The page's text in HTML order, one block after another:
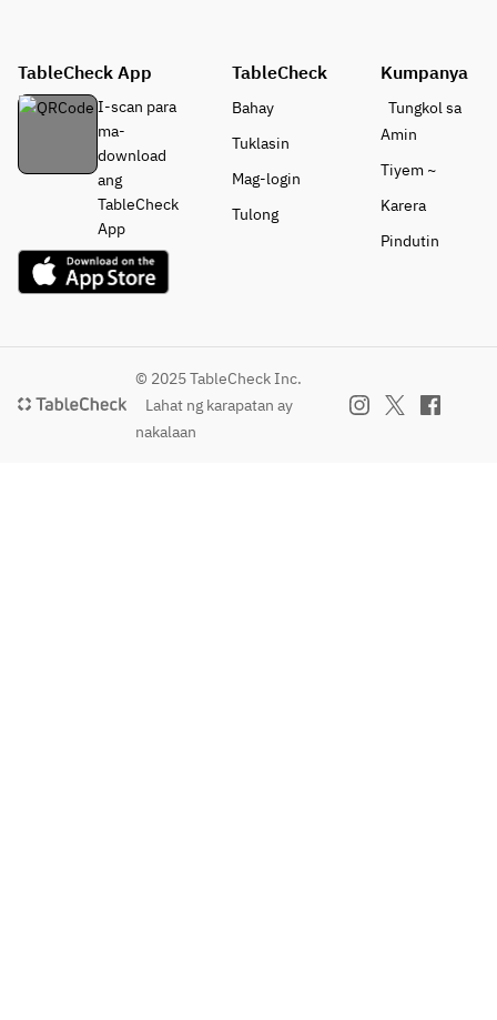
TableCheck App
I-scan para
ma-
download
ang
TableCheck
App
TableCheck
Bahay
Tuklasin
Mag-login
Tulong
Kumpanya
Tungkol sa
Amin
Tiyem ~
Karera
Pindutin
© 2025 TableCheck Inc.
Lahat ng karapatan ay
nakalaan